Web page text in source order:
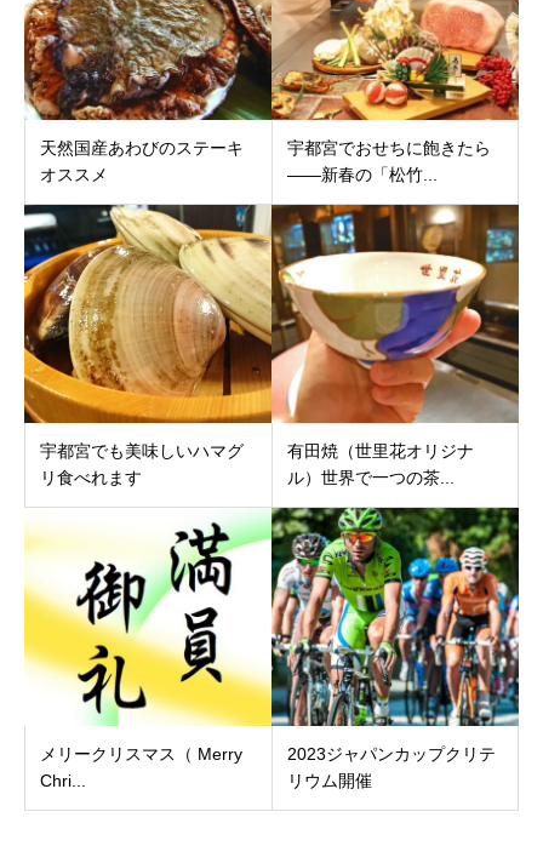
天然国産あわびのステーキ
オススメ
宇都宮でおせちに飽きたら
――新春の「松竹...
宇都宮でも美味しいハマグ
リ食べれます
有田焼（世里花オリジナ
ル）世界で一つの茶...
メリークリスマス（ Merry
Chri...
2023ジャパンカップクリテ
リウム開催